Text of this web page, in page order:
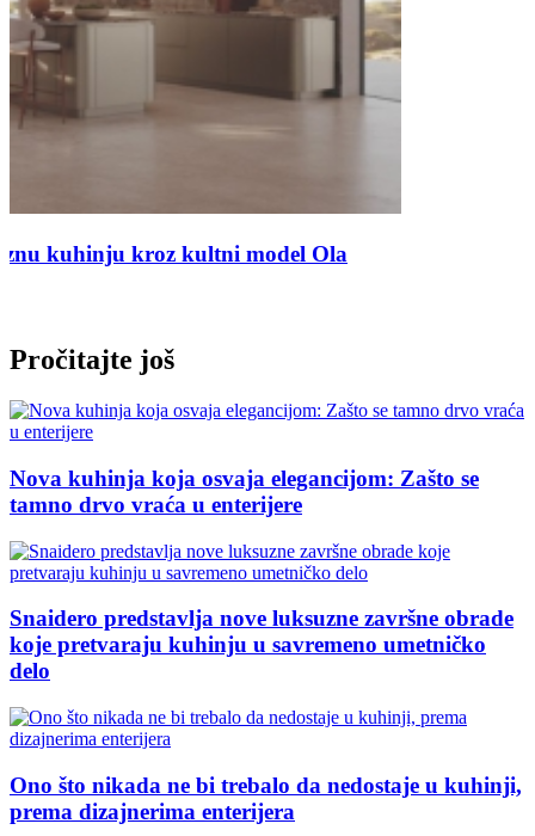
Pročitajte još
Nova kuhinja koja osvaja elegancijom: Zašto se
tamno drvo vraća u enterijere
Snaidero predstavlja nove luksuzne završne obrade
koje pretvaraju kuhinju u savremeno umetničko
delo
Ono što nikada ne bi trebalo da nedostaje u kuhinji,
prema dizajnerima enterijera